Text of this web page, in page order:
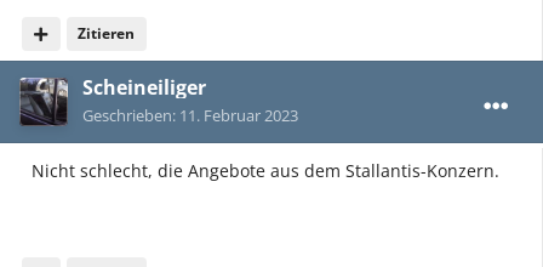
Zitieren
Scheineiliger
Geschrieben: 11. Februar 2023
Nicht schlecht, die Angebote aus dem Stallantis-Konzern.